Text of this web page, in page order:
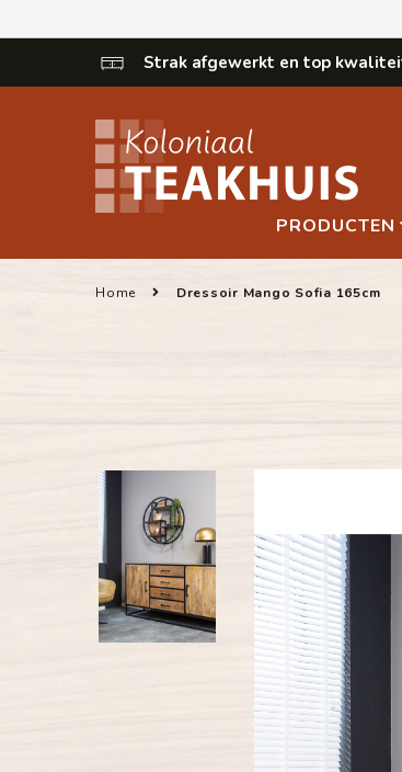
Strak afgewerkt en top
PRODUCTEN
Home Dressoir Mango Sofia 165cm